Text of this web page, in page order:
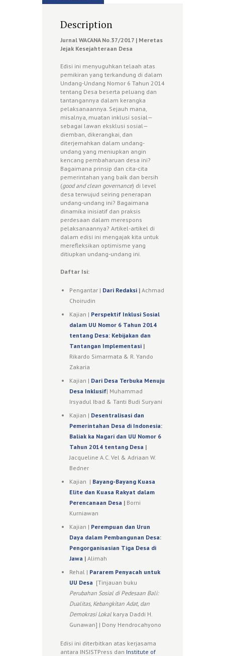
Description
Jurnal WACANA No.37/2017 | Meretas
Jejak Kesejahteraan Desa
Edisi ini menyuguhkan telaah atas
pemikiran yang terkandung di dalam
Undang-Undang Nomor 6 Tahun 2014
tentang Desa beserta peluang dan
tantangannya dalam kerangka
pelaksanaannya. Sejauh mana,
misalnya, muatan inklusi sosial—
sebagai lawan eksklusi sosial—
diemban, dikerangkai, dan
diterjemahkan dalam undang-
undang yang meniupkan angin
kencang pembaharuan desa ini?
Bagaimana prinsip dan cita-cita
pemerintahan yang baik dan bersih
(good and clean governance) di level
desa terwujud seiring penerapan
undang-undang ini? Bagaimana
dinamika inisiatif dan praksis
perdesaan dalam merespons
pelaksanaannya? Artikel-artikel di
dalam edisi ini mengajak kita untuk
merefleksikan optimisme yang
ditiupkan undang-undang ini.
Daftar Isi:
Pengantar | Dari Redaksi | Achmad
Choirudin
Kajian | Perspektif Inklusi Sosial
dalam UU Nomor 6 Tahun 2014
tentang Desa: Kebijakan dan
Tantangan Implementasi |
Rikardo Simarmata & R. Yando
Zakaria
Kajian | Dari Desa Terbuka Menuju
Desa Inklusif| Muhammad
Irsyadul Ibad & Tanti Budi Suryani
Kajian | Desentralisasi dan
Pemerintahan Desa di Indonesia:
Baliak ka Nagari dan UU Nomor 6
Tahun 2014 tentang Desa |
Jacqueline A.C. Vel & Adriaan W.
Bedner
Kajian | Bayang-Bayang Kuasa
Elite dan Kuasa Rakyat dalam
Perencanaan Desa | Borni
Kurniawan
Kajian | Perempuan dan Urun
Daya dalam Pembangunan Desa:
Pengorganisasian Tiga Desa di
Jawa | Alimah
Rehal | Pararem Penyacah untuk
UU Desa [Tinjauan buku
Perubahan Sosial di Pedesaan Bali:
Dualitas, Kebangkitan Adat, dan
Demokrasi Lokal karya Daddi H.
Gunawan] | Dony Hendrocahyono
Edisi ini diterbitkan atas kerjasama
antara INSISTPress dan Institute of